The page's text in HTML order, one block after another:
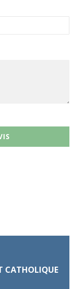
CATHOLIQUE